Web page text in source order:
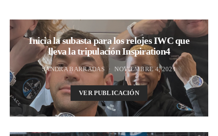
Inicia la subasta para los relojes IWC que
lleva la tripulación Inspiration4
SANDRA BARRADAS NOVIEMBRE 4, 2021
VER PUBLICACIÓN